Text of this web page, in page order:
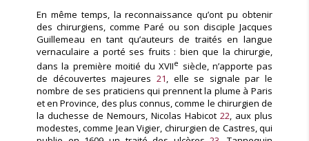
En même temps, la reconnaissance qu’ont pu obtenir
des chirurgiens, comme Paré ou son disciple Jacques
Guillemeau en tant qu’auteurs de traités en langue
vernaculaire a porté ses fruits : bien que la chirurgie,
dans la première moitié du XVIIe siècle, n’apporte pas
de découvertes majeures 21, elle se signale par le
nombre de ses praticiens qui prennent la plume à Paris
et en Province, des plus connus, comme le chirurgien de
la duchesse de Nemours, Nicolas Habicot 22, aux plus
modestes, comme Jean Vigier, chirurgien de Castres, qui